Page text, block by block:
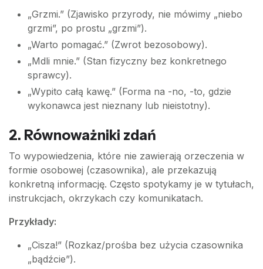
„Grzmi.” (Zjawisko przyrody, nie mówimy „niebo
grzmi”, po prostu „grzmi”).
„Warto pomagać.” (Zwrot bezosobowy).
„Mdli mnie.” (Stan fizyczny bez konkretnego
sprawcy).
„Wypito całą kawę.” (Forma na -no, -to, gdzie
wykonawca jest nieznany lub nieistotny).
2. Równoważniki zdań
To wypowiedzenia, które nie zawierają orzeczenia w
formie osobowej (czasownika), ale przekazują
konkretną informację. Często spotykamy je w tytułach,
instrukcjach, okrzykach czy komunikatach.
Przykłady:
„Cisza!” (Rozkaz/prośba bez użycia czasownika
„bądźcie”).